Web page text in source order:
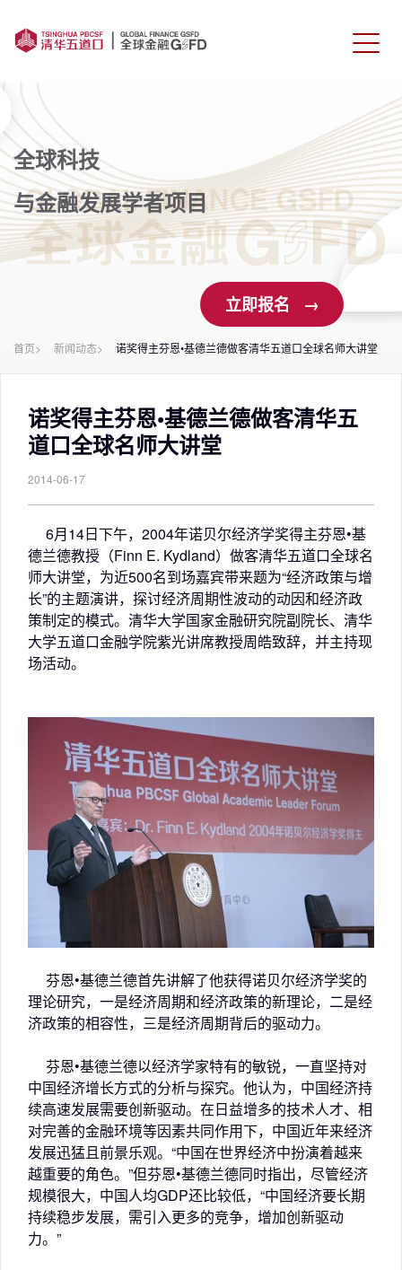
师资力量
学生校友
报名申请
联系我们
全球科技
与金融发展学者项目
立即报名 →
首页> 新闻动态> 诺奖得主芬恩•基德兰德做客清华五道口全球名师大讲堂
诺奖得主芬恩•基德兰德做客清华五
道口全球名师大讲堂
2014-06-17
6月14日下午，2004年诺贝尔经济学奖得主芬恩•基
德兰德教授（Finn E. Kydland）做客清华五道口全球名
师大讲堂，为近500名到场嘉宾带来题为“经济政策与增
长”的主题演讲，探讨经济周期性波动的动因和经济政
策制定的模式。清华大学国家金融研究院副院长、清华
大学五道口金融学院紫光讲席教授周皓致辞，并主持现
场活动。
芬恩•基德兰德首先讲解了他获得诺贝尔经济学奖的
理论研究，一是经济周期和经济政策的新理论，二是经
济政策的相容性，三是经济周期背后的驱动力。
芬恩•基德兰德以经济学家特有的敏锐，一直坚持对
中国经济增长方式的分析与探究。他认为，中国经济持
续高速发展需要创新驱动。在日益增多的技术人才、相
对完善的金融环境等因素共同作用下，中国近年来经济
发展迅猛且前景乐观。“中国在世界经济中扮演着越来
越重要的角色。”但芬恩•基德兰德同时指出，尽管经济
规模很大，中国人均GDP还比较低，“中国经济要长期
持续稳步发展，需引入更多的竞争，增加创新驱动
力。”